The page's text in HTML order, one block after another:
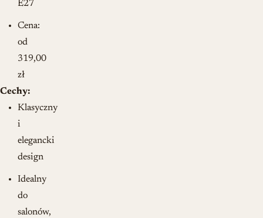
E27
Cena:
od
319,00
zł
Cechy:
Klasyczny
i
elegancki
design
Idealny
do
salonów,